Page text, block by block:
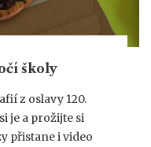
školy
z oslavy 120.
je a prožijte si
přistane i video